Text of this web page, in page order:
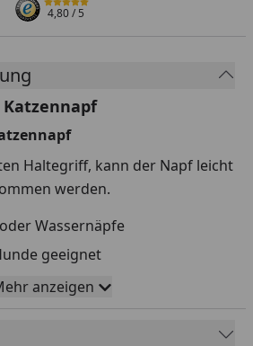
4,80/ 5
Katzennapf
Haltegriff, kann der Napf leicht
werden.
Wassernäpfe
geeignet
Gummirand sorgt für
Robusheit
anzeigen